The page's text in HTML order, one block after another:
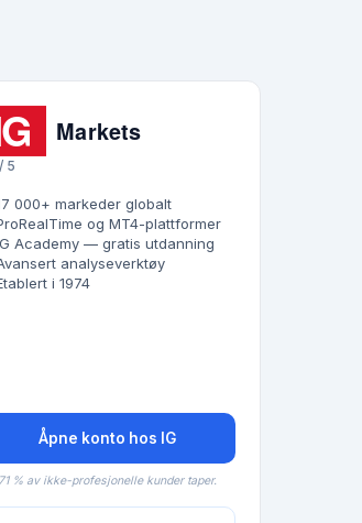
5
000+ markeder globalt
og MT4-plattformer
Academy — gratis utdanning
analyseverktøy
i 1974
Åpne konto hos IG
71 % av ikke-profesjonelle kunder taper.